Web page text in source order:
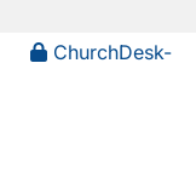
ChurchDesk-